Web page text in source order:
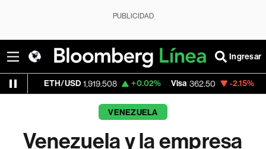
PUBLICIDAD
Ingresar
1,919.508 +0.02% Visa 362.50 -2.15%
VENEZUELA
Venezuela y la empresa